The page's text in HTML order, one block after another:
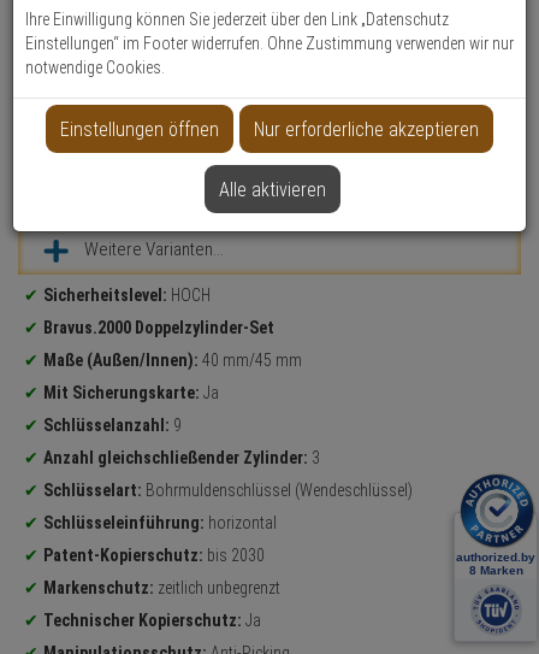
SucheProduktmerkmale
Zylinder messen
Weitere Varianten...
Produktinformationen
Sicherheitslevel: HOCH
Bravus.2000 Doppelzylinder-Set
Maße (Außen/Innen): 40 mm/45 mm
Mit Sicherungskarte: Ja
Schlüsselanzahl: 9
Anzahl gleichschließender Zylinder: 3
Schlüsselart: Bohrmuldenschlüssel (Wendeschlüssel)
Schlüsseleinführung: horizontal
Patent-Kopierschutz: bis 2030
Markenschutz: zeitlich unbegrenzt
Technischer Kopierschutz: Ja
Ihre Einwilligung können Sie jederzeit über den Link „Datenschutz
Einstellungen“ im Footer widerrufen. Ohne Zustimmung verwenden wir nur
notwendige Cookies.
Einstellungen öffnen Nur erforderliche akzeptieren
Alle aktivieren